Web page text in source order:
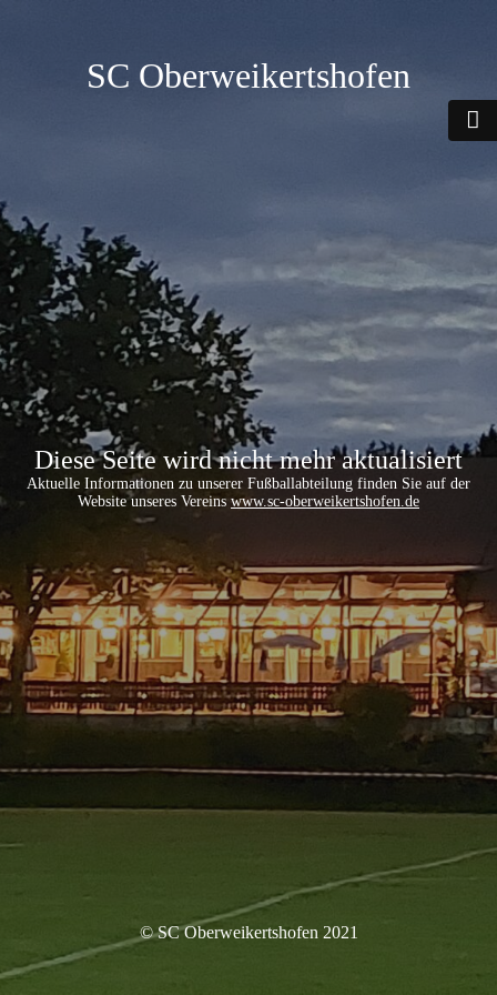
SC Oberweikertshofen
Diese Seite wird nicht mehr aktualisiert
Aktuelle Informationen zu unserer Fußballabteilung finden Sie auf der
Website unseres Vereins www.sc-oberweikertshofen.de
© SC Oberweikertshofen 2021